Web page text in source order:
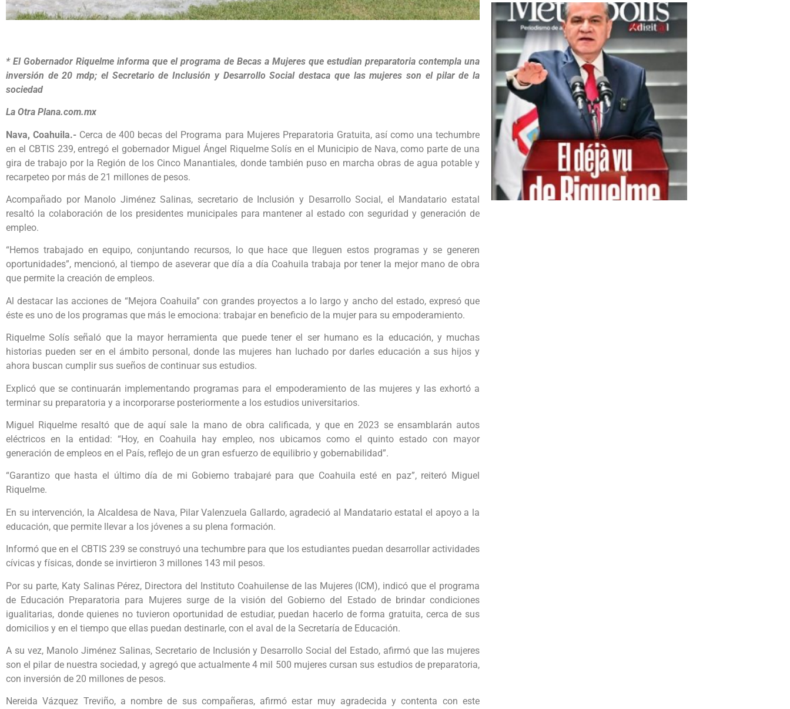
* El Gobernador Riquelme informa que el programa de Becas a Mujeres que estudian preparatoria contempla una
inversión de 20 mdp; el Secretario de Inclusión y Desarrollo Social destaca que las mujeres son el pilar de la
sociedad
La Otra Plana.com.mx
Nava, Coahuila.- Cerca de 400 becas del Programa para Mujeres Preparatoria Gratuita, así como una techumbre
en el CBTIS 239, entregó el gobernador Miguel Ángel Riquelme Solís en el Municipio de Nava, como parte de una
gira de trabajo por la Región de los Cinco Manantiales, donde también puso en marcha obras de agua potable y
recarpeteo por más de 21 millones de pesos.
Acompañado por Manolo Jiménez Salinas, secretario de Inclusión y Desarrollo Social, el Mandatario estatal
resaltó la colaboración de los presidentes municipales para mantener al estado con seguridad y generación de
empleo.
“Hemos trabajado en equipo, conjuntando recursos, lo que hace que lleguen estos programas y se generen
oportunidades”, mencionó, al tiempo de aseverar que día a día Coahuila trabaja por tener la mejor mano de obra
que permite la creación de empleos.
Al destacar las acciones de “Mejora Coahuila” con grandes proyectos a lo largo y ancho del estado, expresó que
éste es uno de los programas que más le emociona: trabajar en beneficio de la mujer para su empoderamiento.
Riquelme Solís señaló que la mayor herramienta que puede tener el ser humano es la educación, y muchas
historias pueden ser en el ámbito personal, donde las mujeres han luchado por darles educación a sus hijos y
ahora buscan cumplir sus sueños de continuar sus estudios.
Explicó que se continuarán implementando programas para el empoderamiento de las mujeres y las exhortó a
terminar su preparatoria y a incorporarse posteriormente a los estudios universitarios.
Miguel Riquelme resaltó que de aquí sale la mano de obra calificada, y que en 2023 se ensamblarán autos
eléctricos en la entidad: “Hoy, en Coahuila hay empleo, nos ubicamos como el quinto estado con mayor
generación de empleos en el País, reflejo de un gran esfuerzo de equilibrio y gobernabilidad”.
“Garantizo que hasta el último día de mi Gobierno trabajaré para que Coahuila esté en paz”, reiteró Miguel
Riquelme.
En su intervención, la Alcaldesa de Nava, Pilar Valenzuela Gallardo, agradeció al Mandatario estatal el apoyo a la
educación, que permite llevar a los jóvenes a su plena formación.
Informó que en el CBTIS 239 se construyó una techumbre para que los estudiantes puedan desarrollar actividades
cívicas y físicas, donde se invirtieron 3 millones 143 mil pesos.
Por su parte, Katy Salinas Pérez, Directora del Instituto Coahuilense de las Mujeres (ICM), indicó que el programa
de Educación Preparatoria para Mujeres surge de la visión del Gobierno del Estado de brindar condiciones
igualitarias, donde quienes no tuvieron oportunidad de estudiar, puedan hacerlo de forma gratuita, cerca de sus
domicilios y en el tiempo que ellas puedan destinarle, con el aval de la Secretaría de Educación.
A su vez, Manolo Jiménez Salinas, Secretario de Inclusión y Desarrollo Social del Estado, afirmó que las mujeres
son el pilar de nuestra sociedad, y agregó que actualmente 4 mil 500 mujeres cursan sus estudios de preparatoria,
con inversión de 20 millones de pesos.
Nereida Vázquez Treviño, a nombre de sus compañeras, afirmó estar muy agradecida y contenta con este